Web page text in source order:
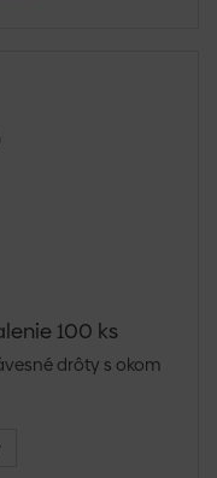
100 ks
drôty s okom